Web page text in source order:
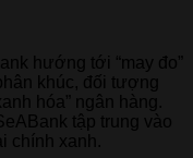
hướng tới “may đo”
khúc, đối tượng
hóa” ngân hàng.
tập trung vào
chính xanh.